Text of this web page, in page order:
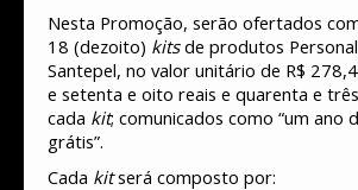
Nesta Promoção, serão ofertados
18 (dezoito) kitsde produtos
Santepel, no valor unitário de R$
e setenta e oito reais e quarenta e
cada kit; comunicados como “um ano
grátis”.
Cada kitserá composto por: